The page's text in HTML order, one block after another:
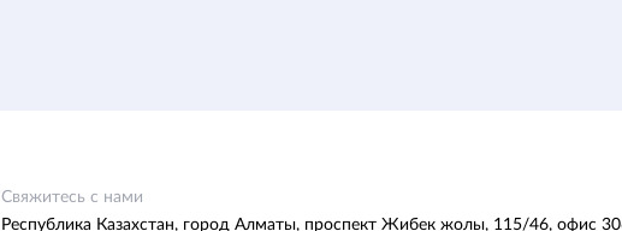
Свяжитесь с нами
Республика Казахстан, город Алматы, проспект Жибек жолы, 115/46, офис